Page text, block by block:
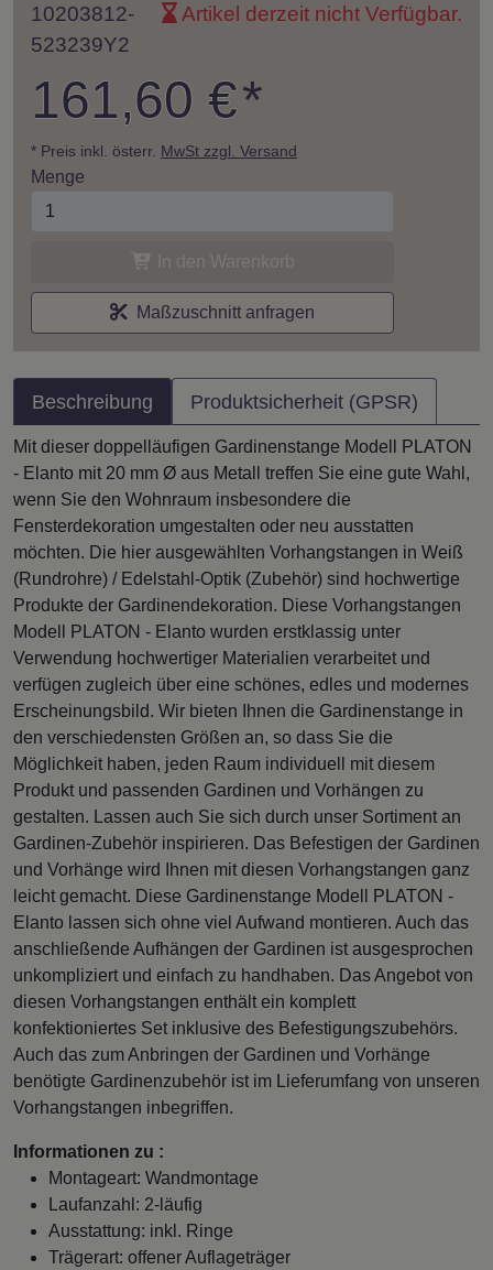
10203812-
523239Y2
Artikel derzeit nicht Verfügbar.
161,60 €*
* Preis inkl. österr. MwSt zzgl. Versand
Menge
Maßzuschnitt anfragen
Beschreibung Produktsicherheit (GPSR)
Mit dieser doppelläufigen Gardinenstange Modell PLATON
- Elanto mit 20 mm Ø aus Metall treffen Sie eine gute Wahl,
wenn Sie den Wohnraum insbesondere die
Fensterdekoration umgestalten oder neu ausstatten
möchten. Die hier ausgewählten Vorhangstangen in Weiß
(Rundrohre) / Edelstahl-Optik (Zubehör) sind hochwertige
Produkte der Gardinendekoration. Diese Vorhangstangen
Modell PLATON - Elanto wurden erstklassig unter
Verwendung hochwertiger Materialien verarbeitet und
verfügen zugleich über eine schönes, edles und modernes
Erscheinungsbild. Wir bieten Ihnen die Gardinenstange in
den verschiedensten Größen an, so dass Sie die
Möglichkeit haben, jeden Raum individuell mit diesem
Produkt und passenden Gardinen und Vorhängen zu
gestalten. Lassen auch Sie sich durch unser Sortiment an
Gardinen-Zubehör inspirieren. Das Befestigen der Gardinen
und Vorhänge wird Ihnen mit diesen Vorhangstangen ganz
leicht gemacht. Diese Gardinenstange Modell PLATON -
Elanto lassen sich ohne viel Aufwand montieren. Auch das
anschließende Aufhängen der Gardinen ist ausgesprochen
unkompliziert und einfach zu handhaben. Das Angebot von
diesen Vorhangstangen enthält ein komplett
konfektioniertes Set inklusive des Befestigungszubehörs.
Auch das zum Anbringen der Gardinen und Vorhänge
benötigte Gardinenzubehör ist im Lieferumfang von unseren
Vorhangstangen inbegriffen.
Informationen zu :
Montageart: Wandmontage
Laufanzahl: 2-läufig
Ausstattung: inkl. Ringe
Trägerart: offener Auflageträger